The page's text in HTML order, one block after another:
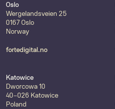
Oslo
Wergelandsveien 25
0167 Oslo
Norway
fortedigital.no
Katowice
Dworcowa 10
40-026 Katowice
Poland